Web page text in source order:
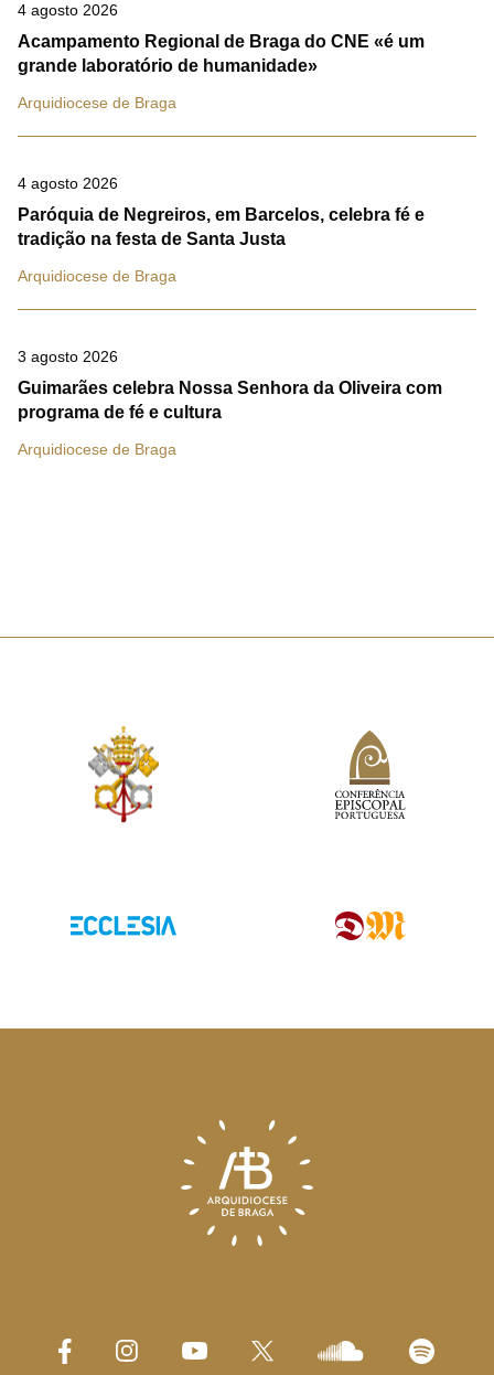
4 agosto 2026
Acampamento Regional de Braga do CNE «é um
grande laboratório de humanidade»
Arquidiocese de Braga
4 agosto 2026
Paróquia de Negreiros, em Barcelos, celebra fé e
tradição na festa de Santa Justa
Arquidiocese de Braga
3 agosto 2026
Guimarães celebra Nossa Senhora da Oliveira com
programa de fé e cultura
Arquidiocese de Braga